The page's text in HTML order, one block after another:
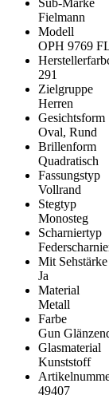
Sub-Marke
Fielmann
Modell
OPH 9769
291
Zielgruppe
Herren
Gesichtsform
Oval, Rund
Brillenform
Quadratisch
Fassungstyp
Vollrand
Stegtyp
Monosteg
Scharniertyp
Mit
Ja
Material
Metall
Farbe
Gun
Glasmaterial
Kunststoff
49407